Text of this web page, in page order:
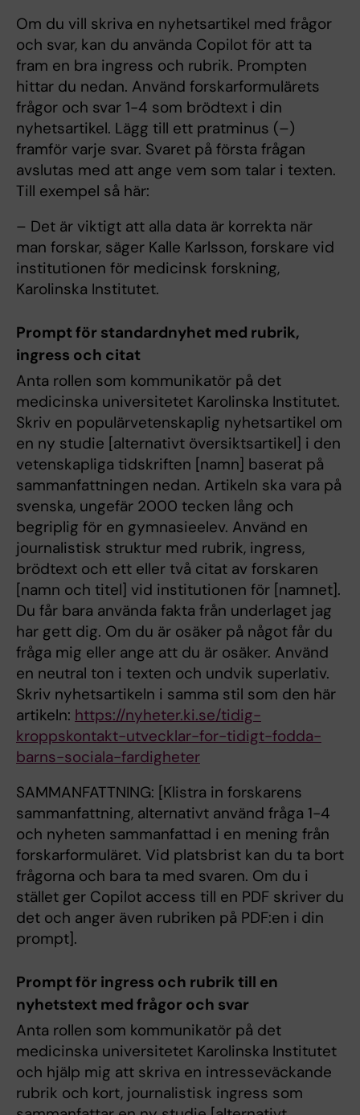
Om du vill skriva en nyhetsartikel med frågor
och svar, kan du använda Copilot för att ta
fram en bra ingress och rubrik. Prompten
hittar du nedan. Använd forskarformulärets
frågor och svar 1-4 som brödtext i din
nyhetsartikel. Lägg till ett pratminus (–)
framför varje svar. Svaret på första frågan
avslutas med att ange vem som talar i texten.
Till exempel så här:
– Det är viktigt att alla data är korrekta när
man forskar, säger Kalle Karlsson, forskare vid
institutionen för medicinsk forskning,
Karolinska Institutet.
Prompt för standardnyhet med rubrik,
ingress och citat
Anta rollen som kommunikatör på det
medicinska universitetet Karolinska Institutet.
Skriv en populärvetenskaplig nyhetsartikel om
en ny studie [alternativt översiktsartikel] i den
vetenskapliga tidskriften [namn] baserat på
sammanfattningen nedan. Artikeln ska vara på
svenska, ungefär 2000 tecken lång och
begriplig för en gymnasieelev. Använd en
journalistisk struktur med rubrik, ingress,
brödtext och ett eller två citat av forskaren
[namn och titel] vid institutionen för [namnet].
Du får bara använda fakta från underlaget jag
har gett dig. Om du är osäker på något får du
fråga mig eller ange att du är osäker. Använd
en neutral ton i texten och undvik superlativ.
Skriv nyhetsartikeln i samma stil som den här
artikeln: https://nyheter.ki.se/tidig-
kroppskontakt-utvecklar-for-tidigt-fodda-
barns-sociala-fardigheter
SAMMANFATTNING: [Klistra in forskarens
sammanfattning, alternativt använd fråga 1-4
och nyheten sammanfattad i en mening från
forskarformuläret. Vid platsbrist kan du ta bort
frågorna och bara ta med svaren. Om du i
stället ger Copilot access till en PDF skriver du
det och anger även rubriken på PDF:en i din
prompt].
Prompt för ingress och rubrik till en
nyhetstext med frågor och svar
Anta rollen som kommunikatör på det
medicinska universitetet Karolinska Institutet
och hjälp mig att skriva en intresseväckande
rubrik och kort, journalistisk ingress som